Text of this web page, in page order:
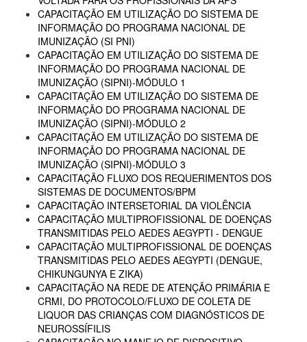
CAPACITAÇÃO EM UTILIZAÇÃO DO SISTEMA DE
INFORMAÇÃO DO PROGRAMA NACIONAL DE
IMUNIZAÇÃO (SI PNI)
CAPACITAÇÃO EM UTILIZAÇÃO DO SISTEMA DE
INFORMAÇÃO DO PROGRAMA NACIONAL DE
IMUNIZAÇÃO (SIPNI)-MÓDULO 1
CAPACITAÇÃO EM UTILIZAÇÃO DO SISTEMA DE
INFORMAÇÃO DO PROGRAMA NACIONAL DE
IMUNIZAÇÃO (SIPNI)-MÓDULO 2
CAPACITAÇÃO EM UTILIZAÇÃO DO SISTEMA DE
INFORMAÇÃO DO PROGRAMA NACIONAL DE
IMUNIZAÇÃO (SIPNI)-MÓDULO 3
CAPACITAÇÃO FLUXO DOS REQUERIMENTOS DOS
SISTEMAS DE DOCUMENTOS/BPM
CAPACITAÇÃO INTERSETORIAL DA VIOLÊNCIA
CAPACITAÇÃO MULTIPROFISSIONAL DE DOENÇAS
TRANSMITIDAS PELO AEDES AEGYPTI - DENGUE
CAPACITAÇÃO MULTIPROFISSIONAL DE DOENÇAS
TRANSMITIDAS PELO AEDES AEGYPTI (DENGUE,
CHIKUNGUNYA E ZIKA)
CAPACITAÇÃO NA REDE DE ATENÇÃO PRIMÁRIA E
CRMI, DO PROTOCOLO/FLUXO DE COLETA DE
LIQUOR DAS CRIANÇAS COM DIAGNÓSTICOS DE
NEUROSSÍFILIS